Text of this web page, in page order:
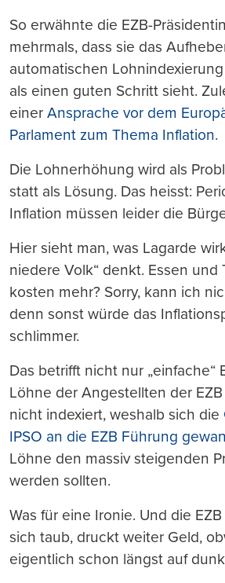
So erwähnte die EZB-
mehrmals, dass sie das
automatischen
als einen guten Schritt sieht.
einer Ansprache vor dem
Parlament zum Thema Inflation.
Die Lohnerhöhung wird als
statt als Lösung. Das heisst:
Inflation müssen leider die
Hier sieht man, was Lagarde
niedere Volk“ denkt. Essen und
kosten mehr? Sorry, kann ich
denn sonst würde das
schlimmer.
Das betrifft nicht nur „einfache“
Löhne der Angestellten der
nicht indexiert, weshalb sich die
IPSO an die EZB Führung
Löhne den massiv steigenden
werden sollten.
Was für eine Ironie. Und die
sich taub, druckt weiter Geld,
eigentlich schon längst auf